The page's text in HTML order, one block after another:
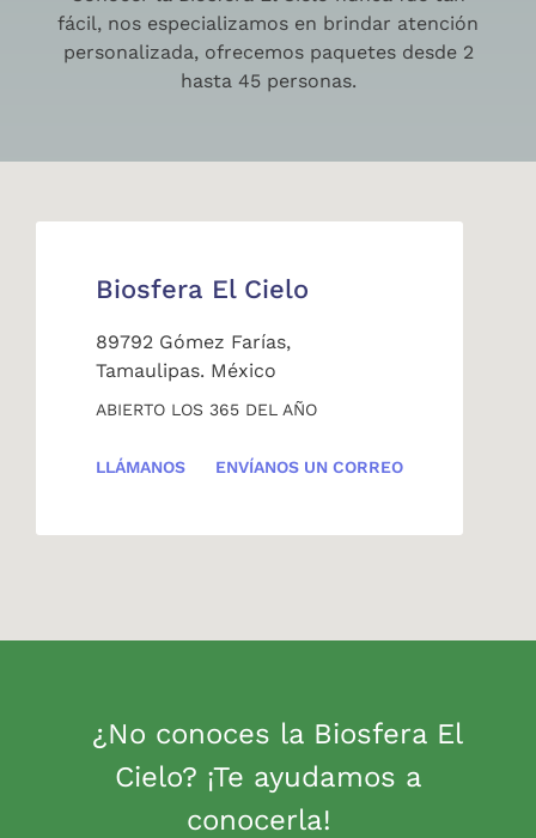
fácil, nos especializamos en brindar atención
personalizada, ofrecemos paquetes desde 2
hasta 45 personas.
Biosfera El Cielo
89792 Gómez Farías,
Tamaulipas. México
ABIERTO LOS 365 DEL AÑO
LLÁMANOS ENVÍANOS UN CORREO
¿No conoces la Biosfera El
Cielo? ¡Te ayudamos a
conocerla!